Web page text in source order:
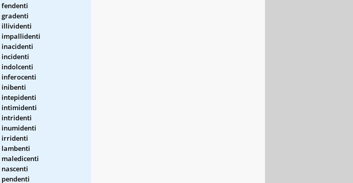
fendenti
gradenti
illividenti
impallidenti
inacidenti
incidenti
indolcenti
inferocenti
inibenti
intepidenti
intimidenti
intridenti
inumidenti
irridenti
lambenti
maledicenti
nascenti
pendenti